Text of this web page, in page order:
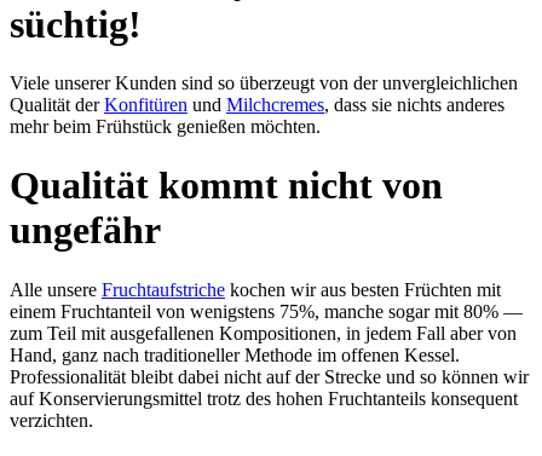
süchtig!
Viele unserer Kunden sind so über­zeugt von der un­ver­gleich­lichen
Qualität derKon­fi­türen und Milchcremes, dass sie nichts an­de­res
mehr beim Früh­stück ge­nießen möch­ten.
Qualität kommt nicht von
ungefähr
Alle unsere Frucht­auf­stri­che kochen wir aus besten Früch­ten mit
einem Frucht­an­teil von we­nigs­tens 75%, man­che sogar mit 80% —
zum Teil mit aus­ge­fal­le­nen Kom­po­si­tio­nen, in jedem Fall aber von
Hand, ganz nach tra­di­tion­el­ler Me­thode im of­fe­nen Kes­sel.
Professionalität bleibt dabei nicht auf der Strecke und so können wir
auf Kon­servierungs­mittel trotz des hohen Frucht­anteils konsequent
verzichten.